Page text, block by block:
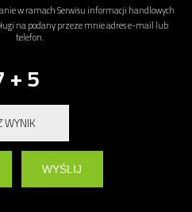
w ramach Serwisu informacji handlowych
na podany przeze mnie adres e-mail lub
telefon.
+ 5